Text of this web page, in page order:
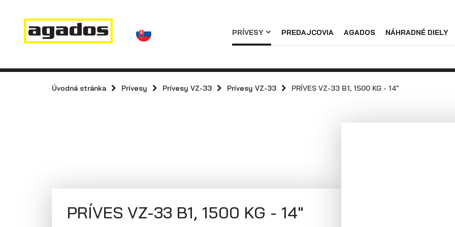
PRÍVESY PREDAJCOVIA AGADOS NÁHRADNÉ DIELY
Novinky a články
Prívesy
Agados
Podniková predajňa / servis
kolesami vedľa
kolesami vedľa
kolesami pod
Úvodná stránka Prívesy Prívesy VZ-33 Prívesy VZ-33 PRÍVES VZ-33 B1, 1500 KG - 14"
PRÍVES VZ-33 B1, 1500 KG - 14"